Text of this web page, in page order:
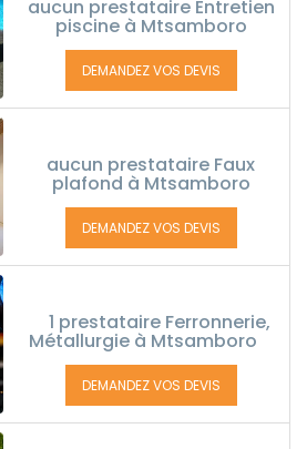
aucun prestataire Entretien
piscine à Mtsamboro
DEMANDEZ VOS DEVIS
aucun prestataire Faux
plafond à Mtsamboro
DEMANDEZ VOS DEVIS
1 prestataire Ferronnerie,
Métallurgie à Mtsamboro
DEMANDEZ VOS DEVIS